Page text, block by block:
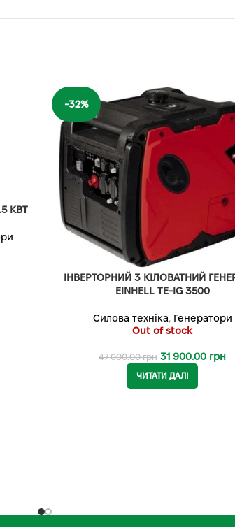
КВТ
-32%
ІНВЕРТОРНИЙ 3 КІЛОВАТНИЙ
EINHELL TE-IG 3500
Силова техніка, Генератори
Out of stock
47 000.00грн 31 900.00 грн
ЧИТАТИ ДАЛІ